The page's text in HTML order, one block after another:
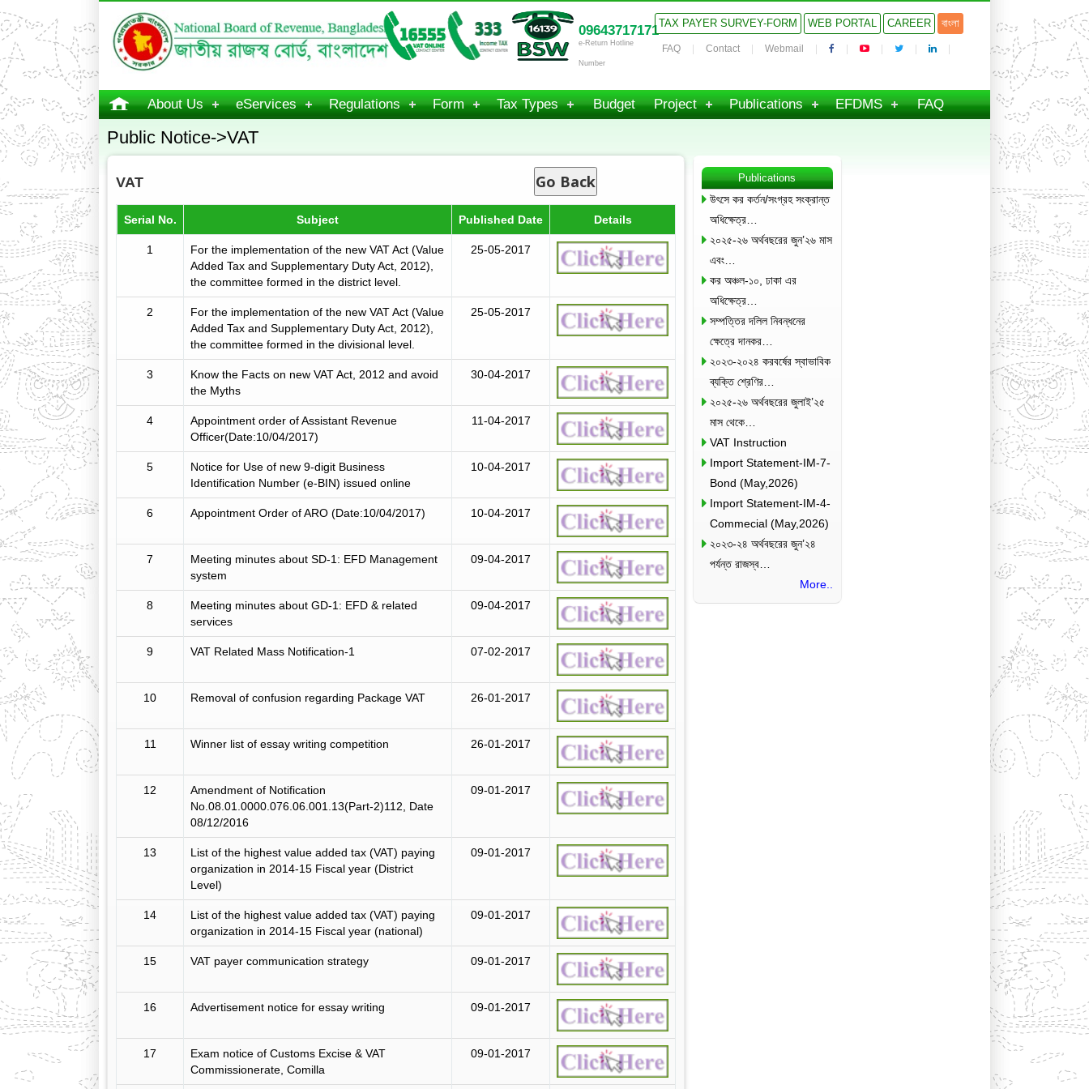
09643717171
e-Return Hotline
Number
TAX PAYER SURVEY-FORM WEB PORTAL CAREER বাংলা
FAQ Contact Webmail
About Us eServices Regulations Form Tax Types Budget Project Publications EFDMS FAQ
Public Notice->VAT
VAT Go Back
Serial No. Subject Published Date Details
1
For the implementation of the new VAT Act (Value
Added Tax and Supplementary Duty Act, 2012),
the committee formed in the district level.
25-05-2017
2
For the implementation of the new VAT Act (Value
Added Tax and Supplementary Duty Act, 2012),
the committee formed in the divisional level.
25-05-2017
3
Know the Facts on new VAT Act, 2012 and avoid
the Myths
30-04-2017
4
Appointment order of Assistant Revenue
Officer(Date:10/04/2017)
11-04-2017
5
Notice for Use of new 9-digit Business
Identification Number (e-BIN) issued online
10-04-2017
6 Appointment Order of ARO (Date:10/04/2017) 10-04-2017
7
Meeting minutes about SD-1: EFD Management
system
09-04-2017
8
Meeting minutes about GD-1: EFD & related
services
09-04-2017
9 VAT Related Mass Notification-1 07-02-2017
10 Removal of confusion regarding Package VAT 26-01-2017
11 Winner list of essay writing competition 26-01-2017
12
Amendment of Notification
No.08.01.0000.076.06.001.13(Part-2)112, Date
08/12/2016
09-01-2017
13
List of the highest value added tax (VAT) paying
organization in 2014-15 Fiscal year (District
Level)
09-01-2017
14
List of the highest value added tax (VAT) paying
organization in 2014-15 Fiscal year (national)
09-01-2017
15 VAT payer communication strategy 09-01-2017
16 Advertisement notice for essay writing 09-01-2017
17
Exam notice of Customs Excise & VAT
Commissionerate, Comilla
09-01-2017
Publications
উৎসে কর কর্তন/সংগ্রহ সংক্রান্ত
অধিক্ষেত্র…
২০২৫-২৬ অর্থবছরের জুন’২৬ মাস
এবং…
কর অঞ্চল-১০, ঢাকা এর
অধিক্ষেত্র…
সম্পত্তির দলিল নিবন্ধনের
ক্ষেত্রে দানকর…
২০২৩-২০২৪ করবর্ষের স্বাভাবিক
ব্যক্তি শ্রেণির…
২০২৫-২৬ অর্থবছরের জুলাই’২৫
মাস থেকে…
VAT Instruction
Import Statement-IM-7-
Bond (May,2026)
Import Statement-IM-4-
Commecial (May,2026)
২০২৩-২৪ অর্থবছরের জুন’২৪
পর্যন্ত রাজস্ব…
More..